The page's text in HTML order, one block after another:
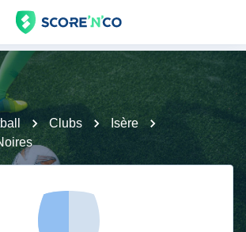
Clubs
Isère